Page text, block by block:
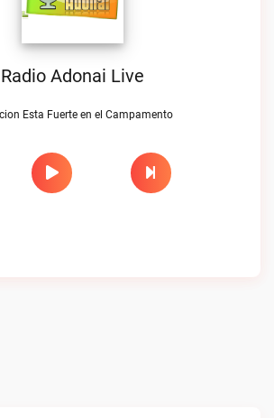
Radio Adonai Live
Esta Fuerte en el Campamento